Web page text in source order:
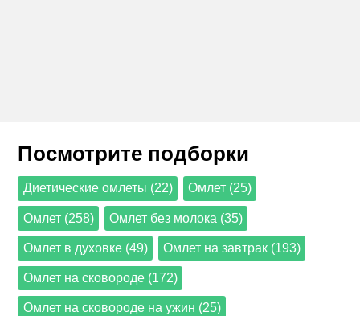
Посмотрите подборки
Диетические омлеты (22) Омлет (25)
Омлет (258) Омлет без молока (35)
Омлет в духовке (49) Омлет на завтрак (193)
Омлет на сковороде (172)
Омлет на сковороде на ужин (25)